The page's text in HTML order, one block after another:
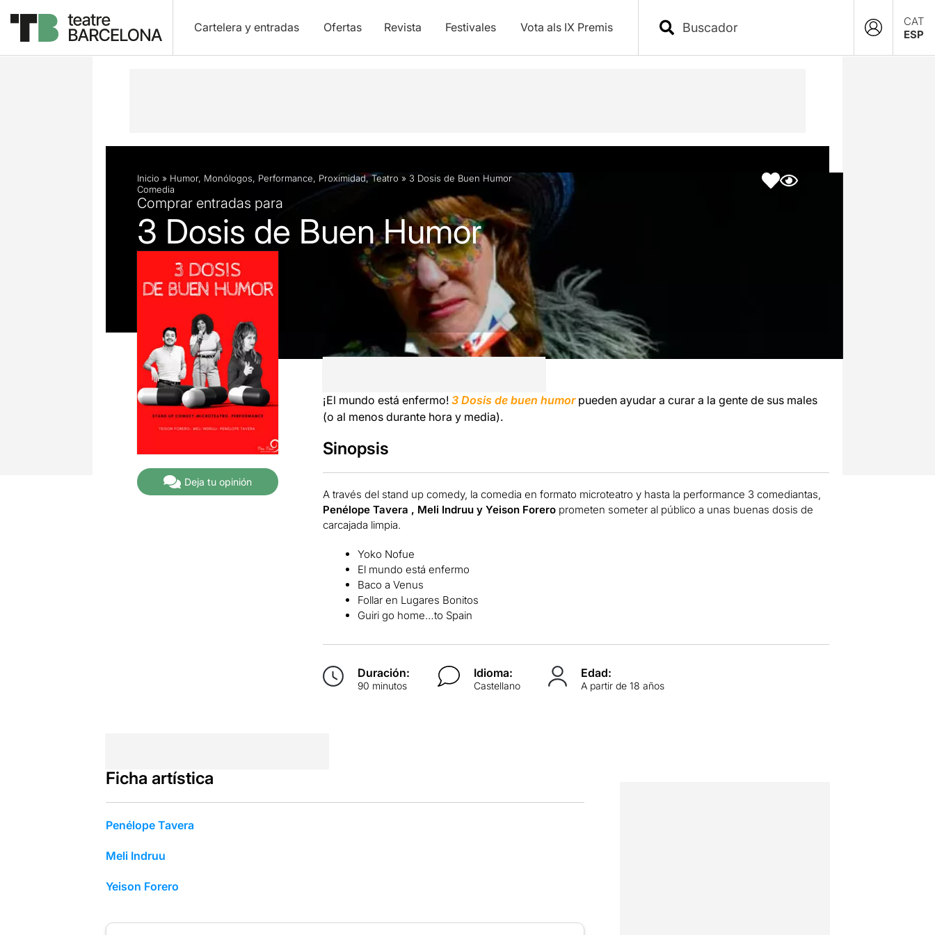
Cartelera y entradas Ofertas Revista Festivales Vota als IX Premis
CAT
ESP
Descripción Ficha artística
Inicio » Humor, Monólogos, Performance, Proximidad,Teatro » 3 Dosis de Buen Humor
Comedia
Comprar entradas para
3 Dosis de Buen Humor
Deja tu opinión
¡El mundo está enfermo! 3 Dosis de buen humor pueden ayudar a curar a la gente de sus males
(o al menos durante hora y media).
Sinopsis
A través del stand up comedy, la comedia en formato microteatro y hasta la performance 3 comediantas,
Penélope Tavera , Meli Indruu y Yeison Foreroprometen someter al público a unas buenas dosis de
carcajada limpia.
Yoko Nofue
El mundo está enfermo
Baco a Venus
Follar en Lugares Bonitos
Guiri go home…to Spain
Duración:
90 minutos
Idioma:
Castellano
Edad:
A partir de 18 años
Ficha artística
Penélope Tavera
Meli Indruu
Yeison Forero